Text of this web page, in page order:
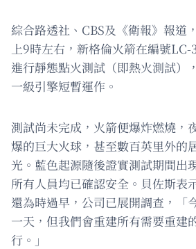
綜合路透社、CBS及《衛報》報道
上9時左右，新格倫火箭在編號
進行靜態點火測試（即熱火測試）
一級引擎短暫運作。
測試尚未完成，火箭便爆炸燃燒，
爆的巨大火球，甚至數百英里外的
光。藍色起源隨後證實測試期間出
所有人員均已確認安全。貝佐斯表
還為時過早，公司已展開調查，「
一天，但我們會重建所有需要重建
行。」